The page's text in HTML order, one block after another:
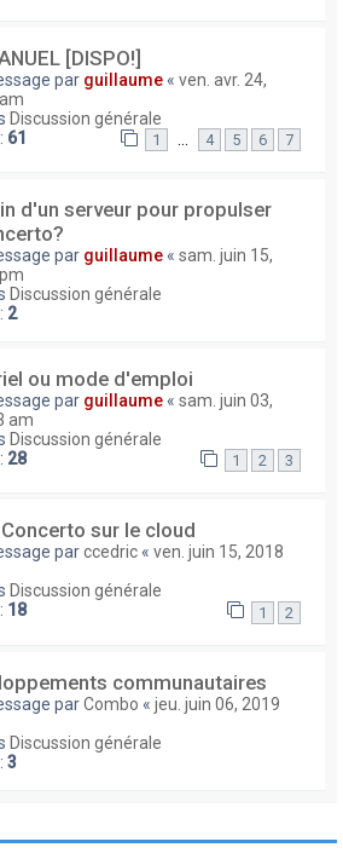
[DISPO!]
par guillaume « ven. avr. 24,
Discussion générale
61 1 … 4 5 6 7
d'un serveur pour propulser
par guillaume « sam. juin 15,
Discussion générale
2
ou mode d'emploi
par guillaume « sam. juin 03,
am
Discussion générale
28 1 2 3
sur le cloud
parccedric « ven. juin 15, 2018
Discussion générale
18 1 2
communautaires
parCombo « jeu. juin 06, 2019
Discussion générale
3